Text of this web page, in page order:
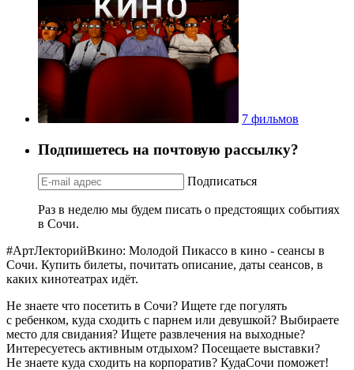
7 фильмов
Подпишетесь на почтовую рассылку?
Подписаться
Раз в неделю мы будем писать о предстоящих событиях
в Сочи.
#АртЛекторийВкино: Молодой Пикассо в кино - сеансы в
Сочи. Купить билеты, почитать описание, даты сеансов, в
каких кинотеатрах идёт.
Не знаете что посетить в Сочи? Ищете где погулять
с ребенком, куда сходить с парнем или девушкой? Выбираете
место для свидания? Ищете развлечения на выходные?
Интересуетесь активным отдыхом? Посещаете выставки?
Не знаете куда сходить на корпоратив? КудаСочи поможет!